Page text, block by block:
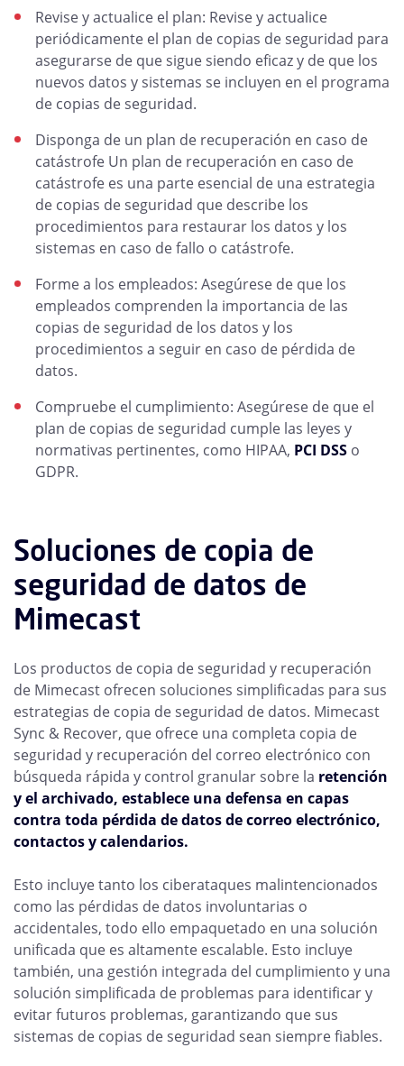
Revise y actualice el plan: Revise y actualice
periódicamente el plan de copias de seguridad para
asegurarse de que sigue siendo eficaz y de que los
nuevos datos y sistemas se incluyen en el programa
de copias de seguridad.
Disponga de un plan de recuperación en caso de
catástrofe Un plan de recuperación en caso de
catástrofe es una parte esencial de una estrategia
de copias de seguridad que describe los
procedimientos para restaurar los datos y los
sistemas en caso de fallo o catástrofe.
Forme a los empleados: Asegúrese de que los
empleados comprenden la importancia de las
copias de seguridad de los datos y los
procedimientos a seguir en caso de pérdida de
datos.
Compruebe el cumplimiento: Asegúrese de que el
plan de copias de seguridad cumple las leyes y
normativas pertinentes, como HIPAA, PCI DSS o
GDPR.
Soluciones de copia de
seguridad de datos de
Mimecast
Los productos de copia de seguridad y recuperación
de Mimecast ofrecen soluciones simplificadas para sus
estrategias de copia de seguridad de datos. Mimecast
Sync & Recover, que ofrece una completa copia de
seguridad y recuperación del correo electrónico con
búsqueda rápida y control granular sobre la retención
y el archivado, establece una defensa en capas
contra toda pérdida de datos de correo electrónico,
contactos y calendarios.
Esto incluye tanto los ciberataques malintencionados
como las pérdidas de datos involuntarias o
accidentales, todo ello empaquetado en una solución
unificada que es altamente escalable. Esto incluye
también, una gestión integrada del cumplimiento y una
solución simplificada de problemas para identificar y
evitar futuros problemas, garantizando que sus
sistemas de copias de seguridad sean siempre fiables.